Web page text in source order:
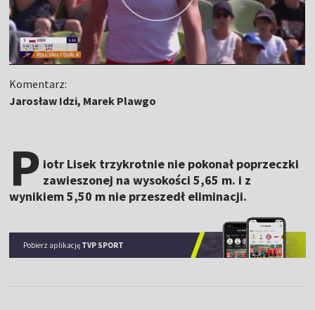
Komentarz:
Jarosław Idzi, Marek Plawgo
P iotr Lisek trzykrotnie nie pokonał poprzeczki
zawieszonej na wysokości 5,65 m. i z
wynikiem 5,50 m nie przeszedł eliminacji.
Pobierz aplikację TVP SPORT